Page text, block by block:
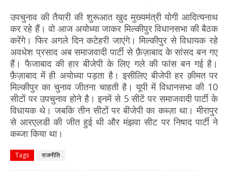
उपचुनाव की तैयारी की शुरूआत खुद मुख्यमंत्री योगी आदित्यनाथ
कर रहे हैं। वो आज अयोध्या जाकर मिल्कीपुर विधानसभा की बैठक
करेंगे। फिर अगले दिन कटेहरी जाएंगे। मिल्कीपुर से विधायक रहे
अवधेश प्रसाद अब समाजवादी पार्टी से फ़ैज़ाबाद के सांसद बन गए
हैं। फैजाबाद की हार बीजेपी के लिए गले की फांस बन गई है।
फ़ैज़ाबाद में ही अयोध्या पड़ता है। इसीलिए बीजेपी हर क़ीमत पर
मिल्कीपुर का चुनाव जीतना चाहती है। यूपी में विधानसभा की 10
सीटों पर उपचुनाव होने है। इनमें से 5 सीटें पर समाजवादी पार्टी के
विधायक थे। जबकि तीन सीटों पर बीजेपी का कब्ज़ा था। मीरापुर
से आरएलडी की जीत हुई थी और मंझवा सीट पर निषाद पार्टी ने
कब्जा किया था।
Tags राजनीति